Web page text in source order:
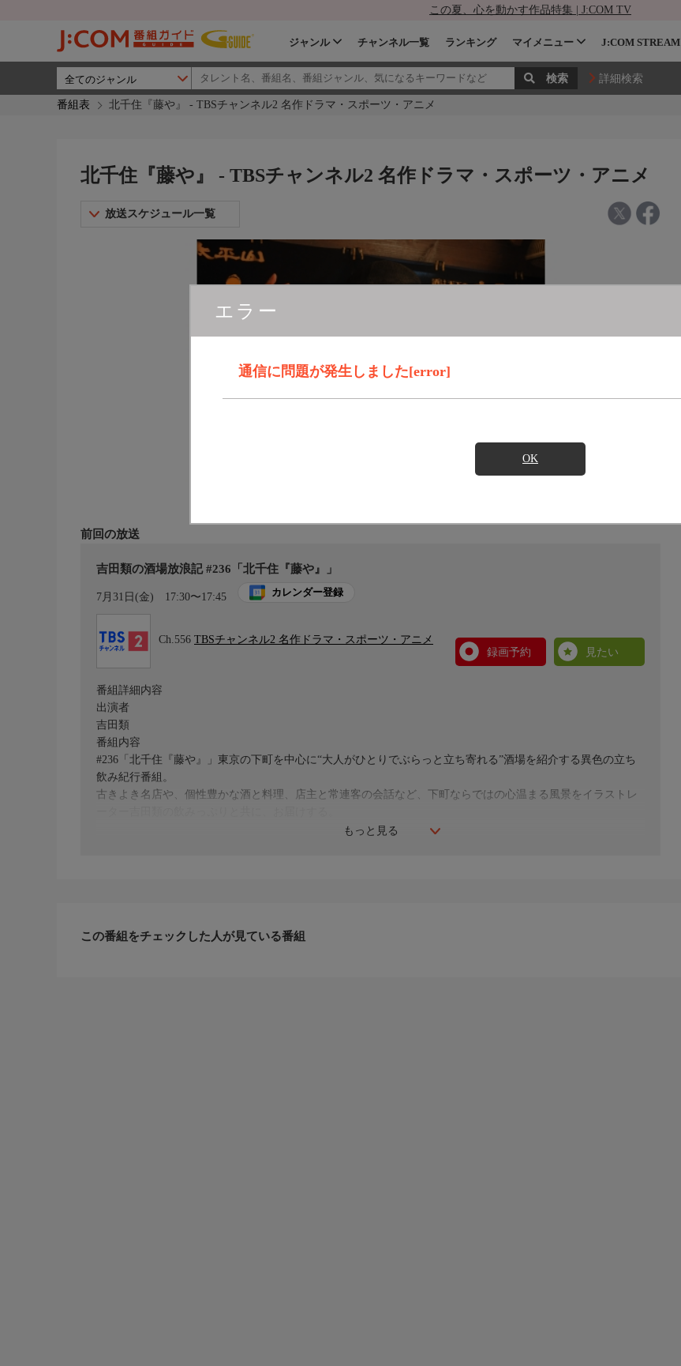
この夏、心を動かす作品特集 | J:COM TV
ジャンル チャンネル一覧 ランキング マイメニュー J:COM STREAM
詳細検索
番組表 北千住『藤や』 - TBSチャンネル2 名作ドラマ・スポーツ・アニメ
エラー
通信に問題が発生しました[error]
OK
北千住『藤や』 - TBSチャンネル2 名作ドラマ・スポーツ・アニメ
放送スケジュール一覧
前回の放送
吉田類の酒場放浪記 #236「北千住『藤や』」
7月31日(金) 17:30〜17:45 カレンダー登録
Ch.556 TBSチャンネル2 名作ドラマ・スポーツ・アニメ
録画予約
見たい
もっと見る
番組詳細内容
出演者
吉田類
番組内容
#236「北千住『藤や』」東京の下町を中心に“大人がひとりでぶらっと立ち寄れる”酒場を紹介する異色の立ち
飲み紀行番組。
古きよき名店や、個性豊かな酒と料理、店主と常連客の会話など、下町ならではの心温まる風景をイラストレ
この番組をチェックした人が見ている番組